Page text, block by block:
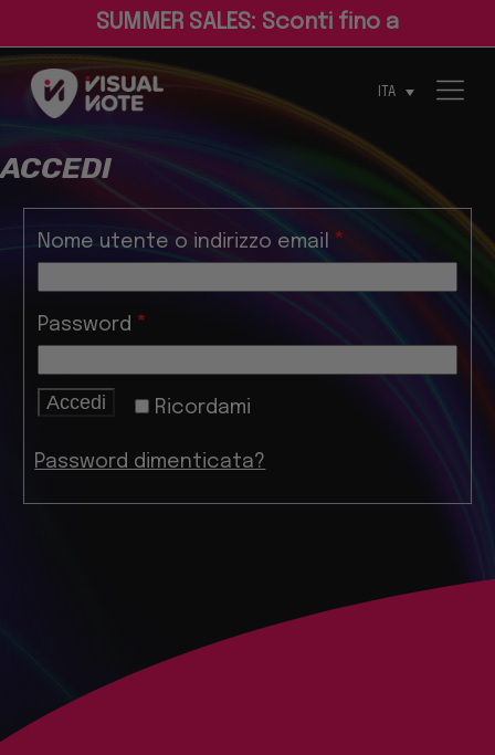
SUMME R SALES: Sconti fno al 3
ITA
ACCEDI
Nome utente o indirizzo email *
Password *
Ricordami
Accedi
Password dimenticata?